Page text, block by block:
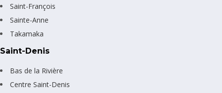
Saint-François
Sainte-Anne
Takamaka
Saint-Denis
Bas de la Rivière
Centre Saint-Denis